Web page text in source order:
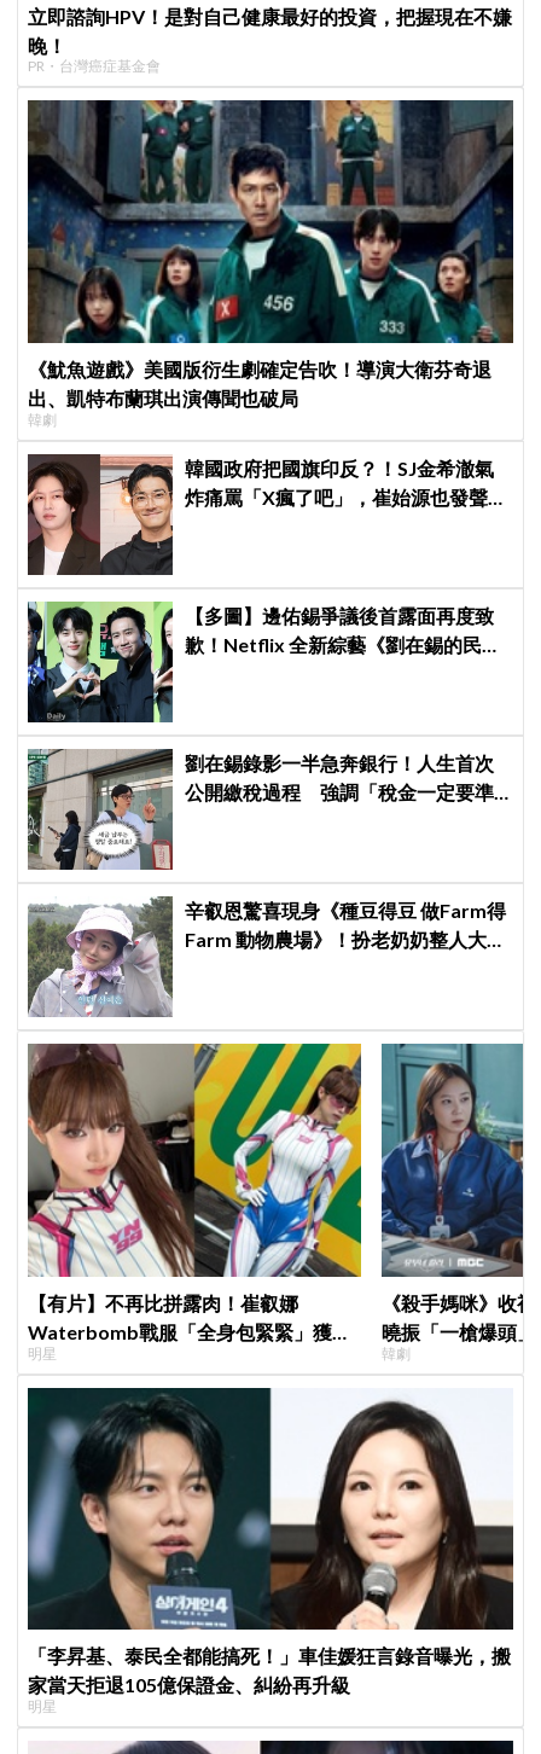
立即諮詢HPV！是對自己健康最好的投資，把握現在不嫌
晚！
PR・台灣癌症基金會
《魷魚遊戲》美國版衍生劇確定告吹！導演大衛芬奇退
出、凱特布蘭琪出演傳聞也破局
韓劇
韓國政府把國旗印反？！SJ金希澈氣
炸痛罵「X瘋了吧」，崔始源也發聲挺
【多圖】邊佑錫爭議後首露面再度致
歉！Netflix 全新綜藝《劉在錫的民宿
劉在錫錄影一半急奔銀行！人生首次
公開繳稅過程 強調「稅金一定要準
辛叡恩驚喜現身《種豆得豆 做Farm得
Farm 動物農場》！扮老奶奶整人大成
【有片】不再比拼露肉！崔叡娜
Waterbomb戰服「全身包緊緊」獲好
評，逆向操作炸翻全場：根本福音戰士
明星
《殺手媽咪》收
曉振「一槍爆頭
韓劇
「李昇基、泰民全都能搞死！」車佳媛狂言錄音曝光，搬
家當天拒退105億保證金、糾紛再升級
明星